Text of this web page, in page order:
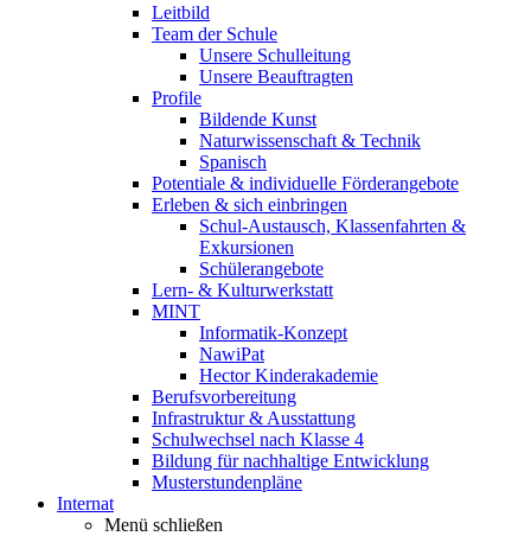
Leitbild
Team der Schule
Unsere Schulleitung
Unsere Beauftragten
Profile
Bildende Kunst
Naturwissenschaft & Technik
Spanisch
Potentiale & individuelle Förderangebote
Erleben & sich einbringen
Schul-Austausch, Klassenfahrten &
Exkursionen
Schülerangebote
Lern- & Kulturwerkstatt
MINT
Informatik-Konzept
NawiPat
Hector Kinderakademie
Berufsvorbereitung
Infrastruktur & Ausstattung
Schulwechsel nach Klasse 4
Bildung für nachhaltige Entwicklung
Musterstundenpläne
Internat
Menü schließen